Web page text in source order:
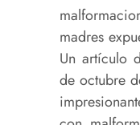
madres
Un artículo
de octubre